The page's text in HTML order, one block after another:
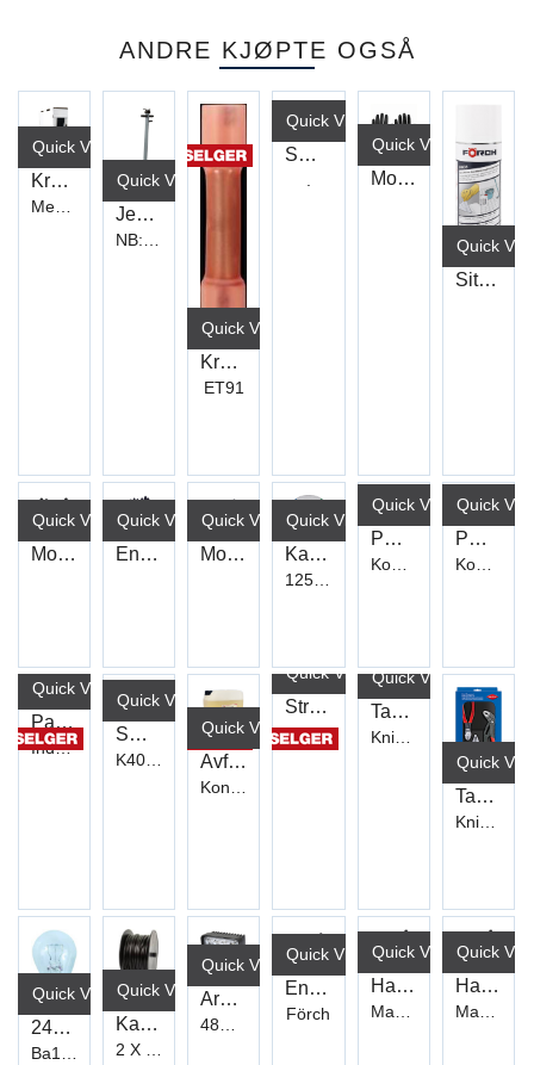
ANDRE KJØPTE OGSÅ
Quick View+
Krympestrømpe
Med lim
Quick View+
Jekk Luft 32/16T
Quick View+
Krympeskjøt Duraseal Rød (100)
ET91
Quick View+
Smørenipler DIN 71412 (150)
Quick View+
Monteringshanske NXG Nitrile 5230
Quick
Sitrusrens CITR-POWER R603 500ml
Quick View+
Monteringshanske Latex ECO
Quick View+
Engangshansker Nitril Sort
Quick View+
Monteringshanske NITRIL
Quick View+
Kappeskive CERCORE 900 stål/inox
Quick View+
Pæreskap 24 Volt
Komplett m/180 stk
Quick
Pæreskap 12 Volt
Komplett m/200 stk
Quick View+
Papir Tørke Ubleket B:24cm
Industrirull gul 1150m
Quick View+
Smergel Lerret 38X25 (5) Sortiment Quick View+
Avfetting Imido Extra 25L
Konsentrat
Quick View+
Strips 270X4,6mm (100)
Quick View+
Tang Mekaniker-/Pluggtang 200mm
Knipex
Quick
Tang Knipex Tang Sett (3)
Knipex
Quick View+
24V Lyspære 21W HD (13498HD)
Ba15s
Quick View+
Kabel Dob.isolert flat Sort (25M) FLYY
2 X 1,5mm²
Quick View+
Arbeidslys LED Quad 9-60V
48W EHL1748
Quick View+
Engangshansker Nitril Sort
Förch
Quick View+
Hansker Mont. Mekaniker Str.9
Quick
Hansker Mont. Mekaniker Str.8